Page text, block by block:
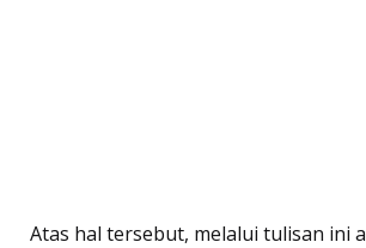
Atas hal tersebut, melalui tulisan ini